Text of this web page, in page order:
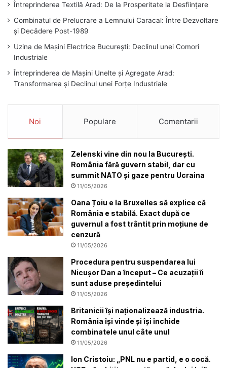
Întreprinderea Textilă Arad: De la Prosperitate la Desființare
Combinatul de Prelucrare a Lemnului Caracal: Între Dezvoltare
și Decădere Post-1989
Uzina de Mașini Electrice București: Declinul unei Comori
Industriale
Întreprinderea de Mașini Unelte și Agregate Arad:
Transformarea și Declinul unei Forțe Industriale
Noi Populare Comentarii
Zelenski vine din nou la București.
România fără guvern stabil, dar cu
summit NATO și gaze pentru Ucraina
11/05/2026
Oana Țoiu e la Bruxelles să explice că
România e stabilă. Exact după ce
guvernul a fost trântit prin moțiune de
cenzură
11/05/2026
Procedura pentru suspendarea lui
Nicușor Dan a început – Ce acuzații îi
sunt aduse preşedintelui
11/05/2026
Britanicii își naționalizează industria.
România își vinde și își închide
combinatele unul câte unul
11/05/2026
Ion Cristoiu: „PNL nu e partid, e o cocă.